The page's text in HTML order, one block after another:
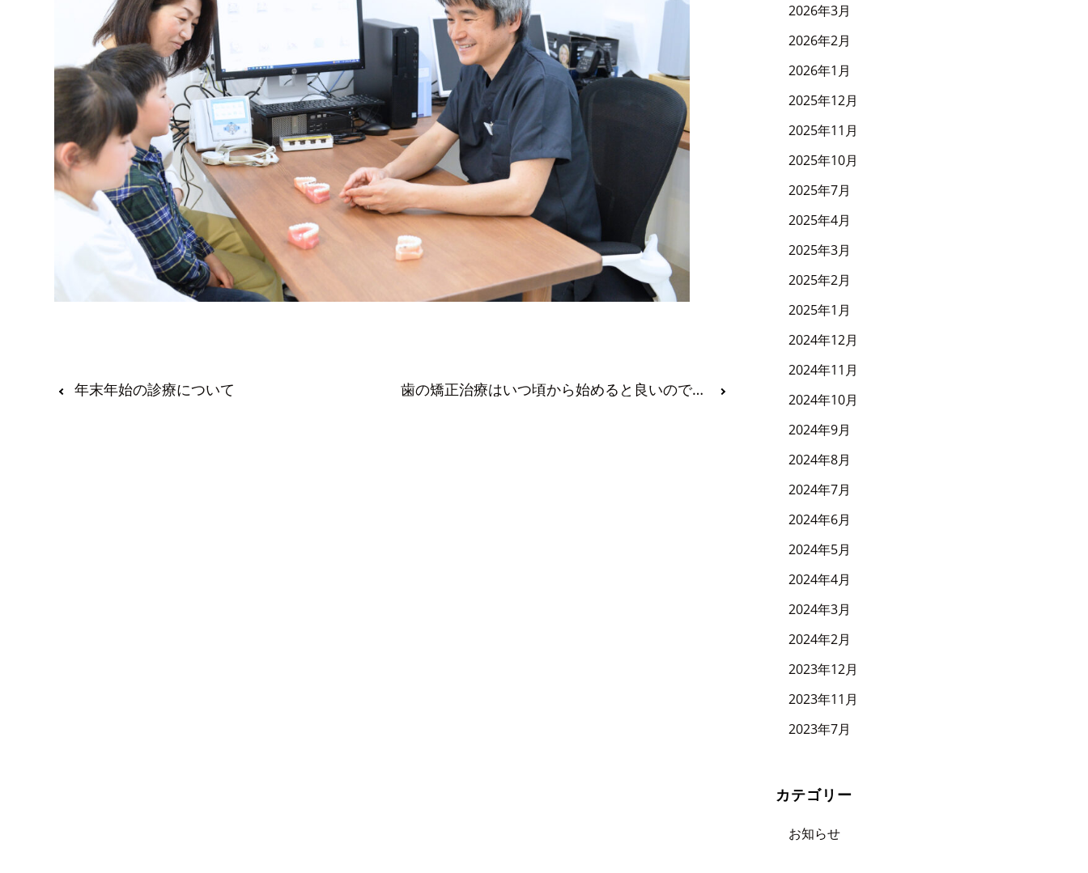
年末年始の診療について 歯の矯正治療はいつ頃から始めると良いのでしょうか？
2026年3月
2026年2月
2026年1月
2025年12月
2025年11月
2025年10月
2025年7月
2025年4月
2025年3月
2025年2月
2025年1月
2024年12月
2024年11月
2024年10月
2024年9月
2024年8月
2024年7月
2024年6月
2024年5月
2024年4月
2024年3月
2024年2月
2023年12月
2023年11月
2023年7月
カテゴリー
お知らせ